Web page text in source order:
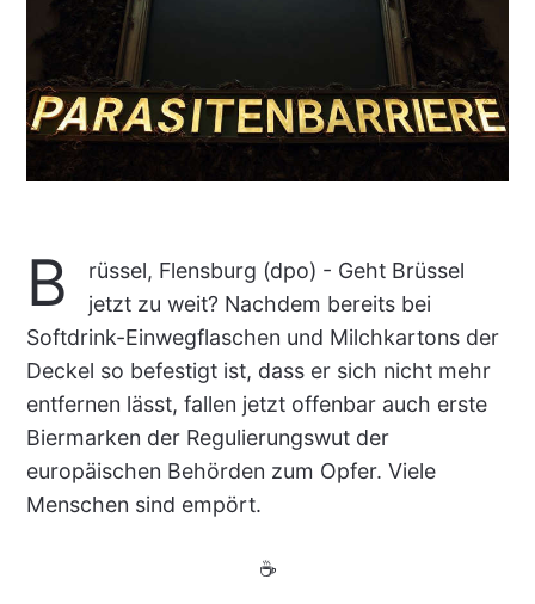
B
rüssel, Flensburg (dpo) - Geht Brüssel
jetzt zu weit? Nachdem bereits bei
Softdrink-Einwegflaschen und Milchkartons der
Deckel so befestigt ist, dass er sich nicht mehr
entfernen lässt, fallen jetzt offenbar auch erste
Biermarken der Regulierungswut der
europäischen Behörden zum Opfer. Viele
Menschen sind empört.
☕